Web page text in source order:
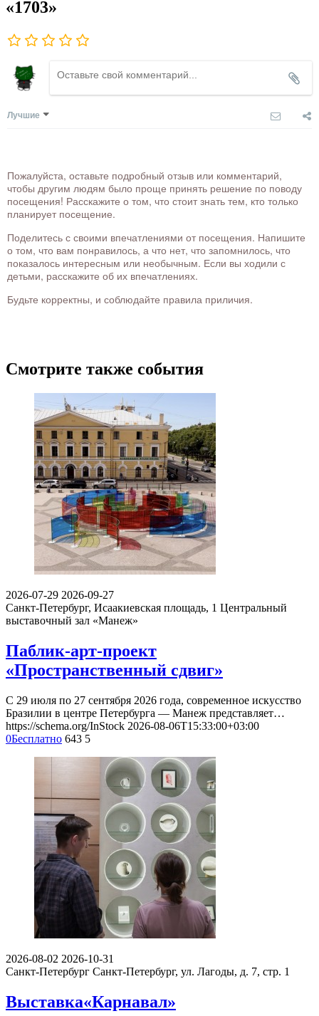
«1703»
Лучшие
Пожалуйста, оставьте подробный отзыв или комментарий,
чтобы другим людям было проще принять решение по поводу
посещения! Расскажите о том, что стоит знать тем, кто только
планирует посещение.
Поделитесь с своими впечатлениями от посещения. Напишите
о том, что вам понравилось, а что нет, что запомнилось, что
показалось интересным или необычным. Если вы ходили с
детьми, расскажите об их впечатлениях.
Будьте корректны, и соблюдайте правила приличия.
Смотрите также события
2026-07-29 2026-09-27
Санкт-Петербург, Исаакиевская площадь, 1 Центральный
выставочный зал «Манеж»
Паблик-арт-проект
«Пространственный сдвиг»
С 29 июля по 27 сентября 2026 года, современное искусство
Бразилии в центре Петербурга — Манеж представляет…
https://schema.org/InStock 2026-08-06T15:33:00+03:00
0Бесплатно 643 5
2026-08-02 2026-10-31
Санкт-Петербург Санкт-Петербург, ул. Лагоды, д. 7, стр. 1
Выставка«Карнавал»